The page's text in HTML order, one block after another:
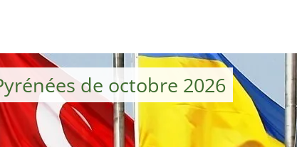
de octobre 2026